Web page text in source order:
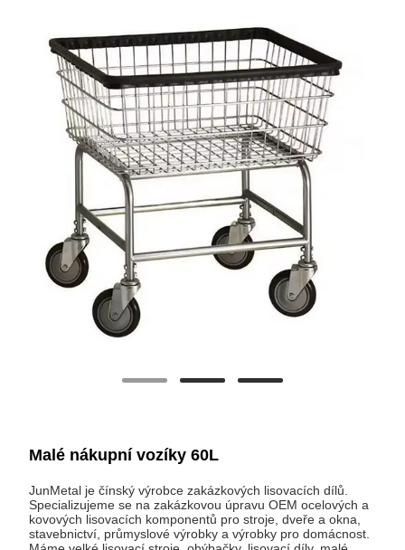
Malé nákupní vozíky 60L
JunMetal je čínský výrobce zakázkových lisovacích dílů.
Specializujeme se na zakázkovou úpravu OEM ocelových a
kovových lisovacích komponentů pro stroje, dveře a okna,
stavebnictví, průmyslové výrobky a výrobky pro domácnost.